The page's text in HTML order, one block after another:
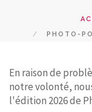
ACTIONS
FORMATIONS
PRÊTS ET
PHOTO-
En raison de
notre volonté,
l'édition 2026 de